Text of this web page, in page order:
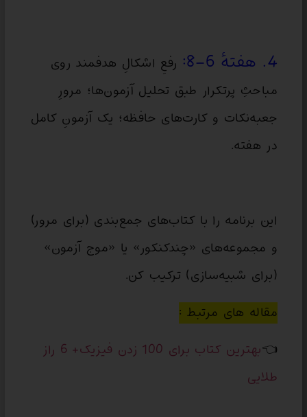
4. هفتهٔ 6–8:
رفعِ اشکالِ هدفمند روی
مباحثِ پرتکرار طبق تحلیل آزمون‌ها؛ مرورِ
جعبه‌نکات و کارت‌های حافظه؛ یک آزمونِ کامل
در هفته.
این برنامه را با کتاب‌های جمع‌بندی (برای مرور)
و مجموعه‌های «چندکنکور» یا «موج آزمون»
(برای شبیه‌سازی) ترکیب کن.
مقاله های مرتبط :
👈
بهترین کتاب برای 100 زدن فیزیک+ 6 راز
طلایی